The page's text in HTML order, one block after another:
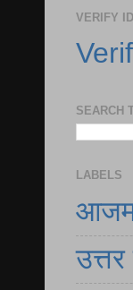
VERIFY
SEARCH
LABELS